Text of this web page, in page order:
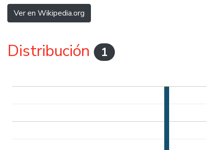
Ver en Wikipedia.org
Distribución 1